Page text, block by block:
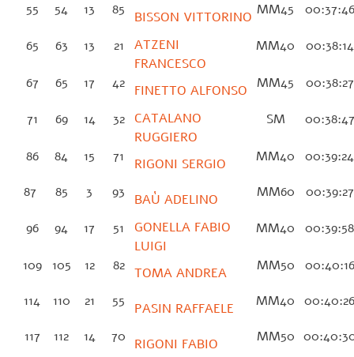
55 54 13 85 BISSON VITTORINO MM45
65 63 13 21
ATZENI
FRANCESCO
MM40
67 65 17 42 FINETTO ALFONSO MM45
71 69 14 32 CATALANO
RUGGIERO
SM
86 84 15 71 RIGONI SERGIO MM40
87 85 3 93 BAÙ ADELINO MM60
96 94 17 51
GONELLA FABIO
LUIGI
MM40
109 105 12 82 TOMA ANDREA MM50
114 110 21 55 PASIN RAFFAELE MM40
117 112 14 70 RIGONI FABIO MM50